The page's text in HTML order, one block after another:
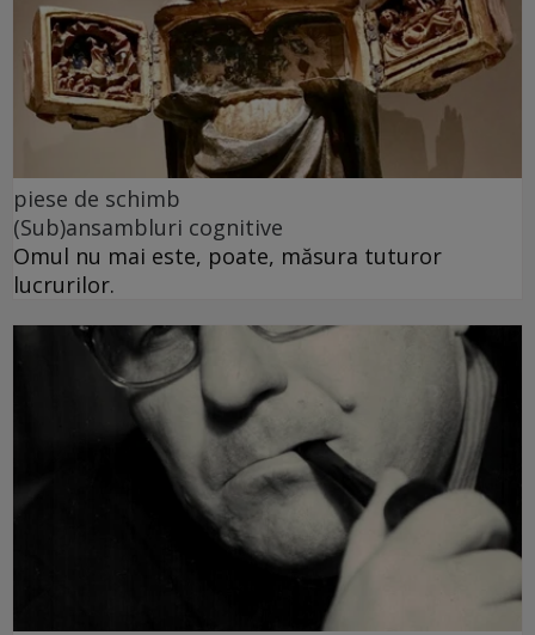
piese de schimb
(Sub)ansambluri cognitive
Omul nu mai este, poate, măsura tuturor
lucrurilor.